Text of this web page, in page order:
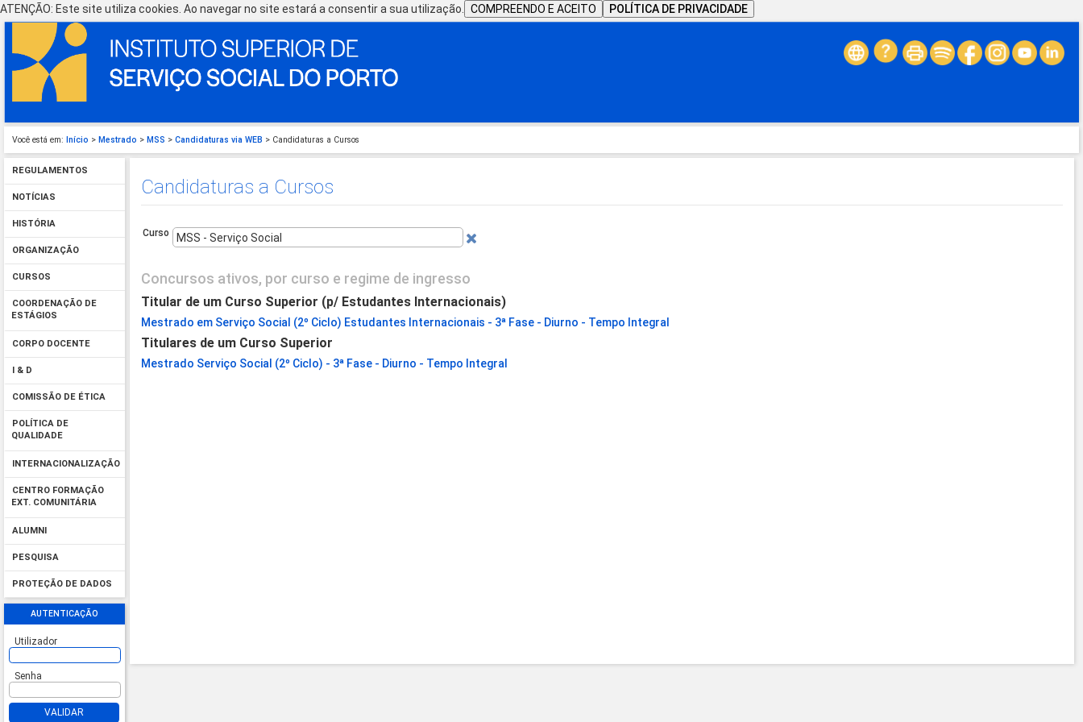
ATENÇÃO: Este site utiliza cookies. Ao navegar no site estará a consentir a sua utilização. COMPREENDO E ACEITO POLÍTICA DE PRIVACIDADE
Você está em: Início > Mestrado > MSS > Candidaturas via WEB > Candidaturas a Cursos
REGULAMENTOS
NOTÍCIAS
HISTÓRIA
ORGANIZAÇÃO
CURSOS
COORDENAÇÃO DE
ESTÁGIOS
CORPO DOCENTE
I & D
COMISSÃO DE ÉTICA
POLÍTICA DE
QUALIDADE
INTERNACIONALIZAÇÃO
CENTRO FORMAÇÃO
EXT. COMUNITÁRIA
ALUMNI
PESQUISA
PROTEÇÃO DE DADOS
AUTENTICAÇÃO
Utilizador
Senha
VALIDAR
Candidaturas a Cursos
Curso
Concursos ativos, por curso e regime de ingresso
Titular de um Curso Superior (p/ Estudantes Internacionais)
Mestrado em Serviço Social (2º Ciclo) Estudantes Internacionais - 3ª Fase - Diurno - Tempo Integral
Titulares de um Curso Superior
Mestrado Serviço Social (2º Ciclo) - 3ª Fase - Diurno - Tempo Integral